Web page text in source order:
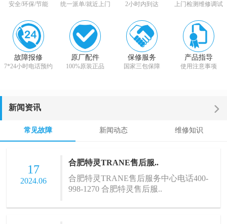
安全/环保/节能 统一派单/就近上门 2小时内到达 上门检测维修调试
故障报修
7*24小时电话预约
原厂配件
100%原装正品
保修服务
国家三包保障
产品指导
使用注意事项
新闻资讯
常见故障 新闻动态 维修知识
17
2024.06
合肥特灵TRANE售后服..
合肥特灵TRANE售后服务中心电话400-
998-1270 合肥特灵售后服..